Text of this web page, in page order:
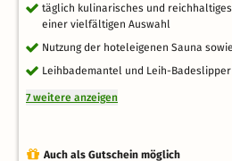
täglich kulinarisches und
einer vielfältigen Auswahl
Nutzung der hoteleigenen Sauna
Leihbademantel und Leih-
7 weitere anzeigen
Auch als Gutschein möglich